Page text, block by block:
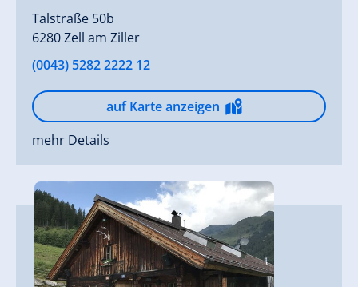
Talstraße 50b
6280 Zell am Ziller
(0043) 5282 2222 12
auf Karte anzeigen
mehr Details